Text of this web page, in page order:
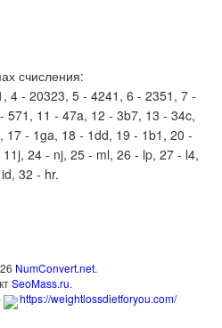
счисления:
4 - 20323, 5 - 4241, 6 - 2351, 7 -
571, 11 - 47a, 12 - 3b7, 13 - 34c,
17 - 1ga, 18 - 1dd, 19 - 1b1, 20 -
24 - nj, 25 - ml, 26 - lp, 27 - l4,
32 - hr.
NumConvert.net.
SeoMass.ru.
https://weightlossdietforyou.com/